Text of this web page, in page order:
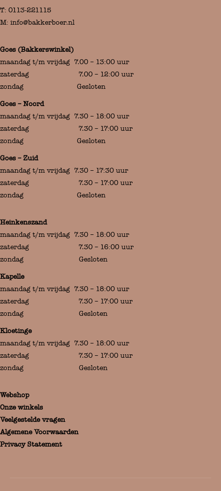
T: 0113-221115
M: info@bakkerboer.nl
Goes (Bakkerswinkel)
maandag t/m vrijdag 7.00 – 13:00 uur
zaterdag 7.00 – 12:00 uur
zondag Gesloten
Goes – Noord
maandag t/m vrijdag 7.30 – 18:00 uur
zaterdag 7.30 – 17:00 uur
zondag Gesloten
Goes – Zuid
maandag t/m vrijdag 7.30 – 17:30 uur
zaterdag 7.30 – 17:00 uur
zondag Gesloten
Heinkenszand
maandag t/m vrijdag 7.30 – 18:00 uur
zaterdag 7.30 – 16:00 uur
zondag Gesloten
Kapelle
maandag t/m vrijdag 7.30 – 18:00 uur
zaterdag 7.30 – 17:00 uur
zondag Gesloten
Kloetinge
maandag t/m vrijdag 7.30 – 18:00 uur
zaterdag 7.30 – 17:00 uur
zondag Gesloten
Webshop
Onze winkels
Veelgestelde vragen
Algemene Voorwaarden
Privacy Statement